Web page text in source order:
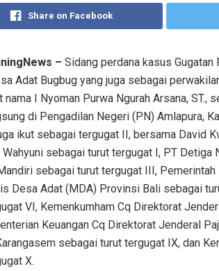
Share on Facebook
– Sidang perdana kasus
Adat Bugbug yang juga sebagai
I Nyoman Purwa Ngurah Arsana, ST.,
di Pengadilan Negeri (PN) Amlapura,
ikut sebagai tergugat II, bersama David
sebagai turut tergugat I, PT
sebagai turut tergugat III,
Desa Adat (MDA) Provinsi Bali sebagai
VI, Kemenkumham Cq Direktorat
Keuangan Cq Direktorat Jenderal
sebagai turut tergugat IX, dan
X.